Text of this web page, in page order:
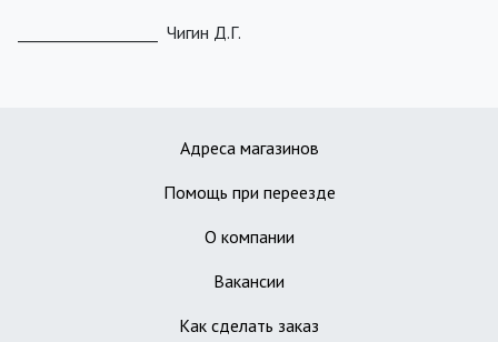
__________________ Чигин Д.Г.
Адреса магазинов
Помощь при переезде
О компании
Вакансии
Как сделать заказ